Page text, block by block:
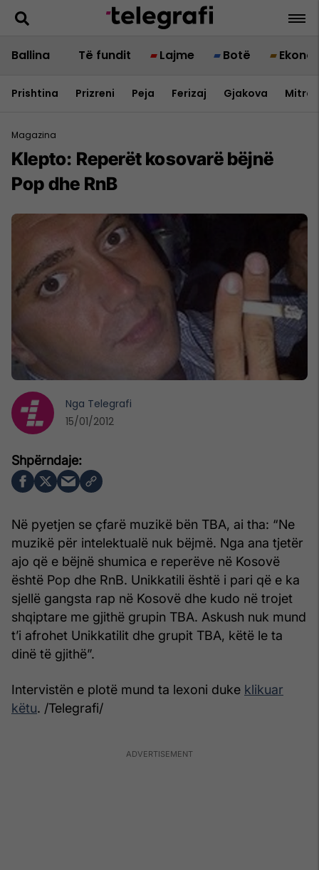
Ballina Të fundit Lajme Botë
Prishtina Prizreni Peja Ferizaj Gjakova
Magazina
Klepto: Reperët kosovarë bëjnë
Pop dhe RnB
Në pyetjen se çfarë muzikë bën TBA, ai tha: “Ne
muzikë për intelektualë nuk bëjmë. Nga ana tjetër
ajo që e bëjnë shumica e reperëve në Kosovë
është Pop dhe RnB. Unikkatili është i pari që e ka
sjellë gangsta rap në Kosovë dhe kudo në trojet
shqiptare me gjithë grupin TBA. Askush nuk mund
t’i afrohet Unikkatilit dhe grupit TBA, këtë le ta
dinë të gjithë”.
Intervistën e plotë mund ta lexoni duke klikuar
këtu. /Telegrafi/
Nga Telegrafi
15/01/2012